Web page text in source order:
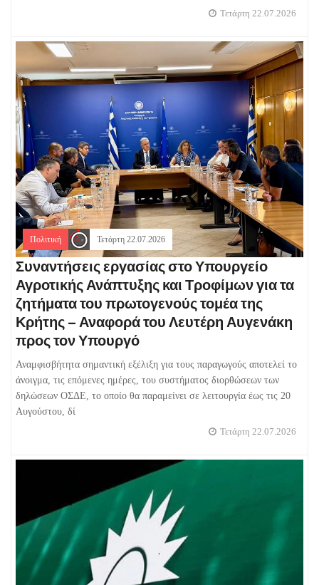
Τετάρτη 22.07.2026
Πολιτική Τετάρτη 22.07.2026
Συναντήσεις εργασίας στο Υπουργείο
Αγροτικής Ανάπτυξης και Τροφίμων για τα
ζητήματα του πρωτογενούς τομέα της
Κρήτης – Αναφορά του Λευτέρη Αυγενάκη
προς τον Υπουργό
Αναμφισβήτητα σημαντική εξέλιξη για τους παραγωγούς αποτελεί το
άνοιγμα, τις επόμενες ημέρες, του συστήματος διορθώσεων των
δηλώσεων ΟΣΔΕ, το οποίο θα παραμείνει σε λειτουργία έως τις 20
Αυγούστου, δί
Τετάρτη 22.07.2026